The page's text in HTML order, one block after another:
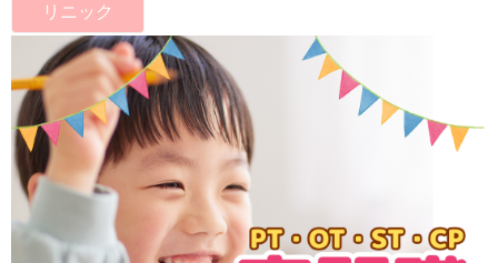
リニック